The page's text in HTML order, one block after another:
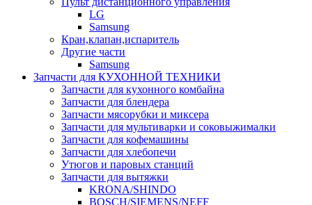
LG
Samsung
Кран,клапан,испаритель
Другие части
Samsung
Запчасти для КУХОННОЙ ТЕХНИКИ
Запчасти для кухонного комбайна
Запчасти для блендера
Запчасти мясорубки и миксера
Запчасти для мультиварки и соковыжималки
Запчасти для кофемашины
Запчасти для хлебопечи
Утюгов и паровых станций
Запчасти для вытяжки
KRONA/SHINDO
BOSCH/SIEMENS/NEFF